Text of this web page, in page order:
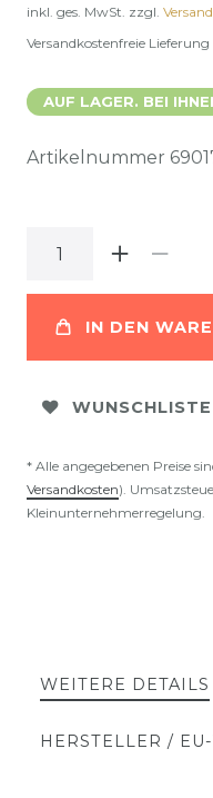
inkl. ges. MwSt. zzgl.
Versandkostenfreie
AUF LAGER. BEI
Artikelnummer
IN DEN
WUNSCHLISTE
* Alle angegebenen Preise
Versandkosten).
Kleinunternehmerregelung.
WEITERE DETAILS
HERSTELLER /